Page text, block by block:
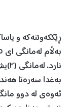
ڕێككه‌وتنه‌كه‌ و
به‌غدا سه‌ره‌تا
ئه‌وه‌ی له‌ دوو